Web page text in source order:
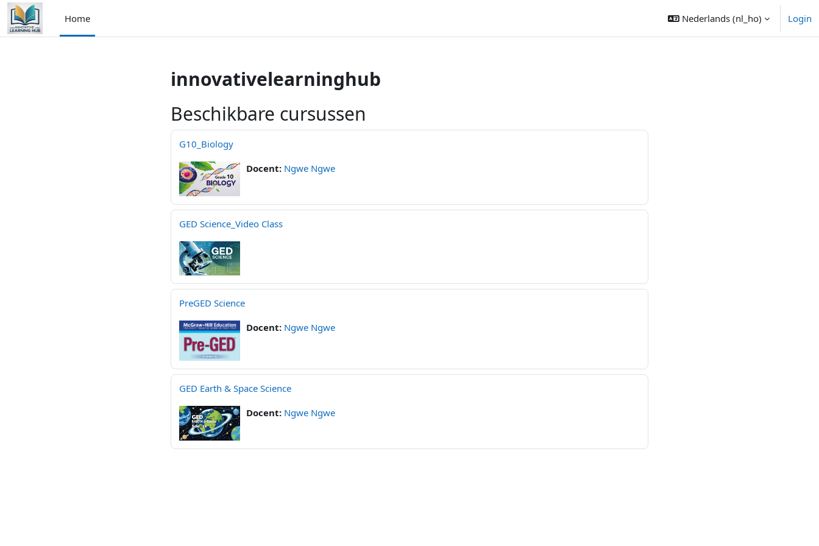
Ga naar hoofdinhoud
Home
Nederlands ‎(nl_ho)‎ Login
innovativelearninghub
Beschikbare cursussen
G10_Biology
Docent: Ngwe Ngwe
GED Science_Video Class
PreGED Science
Docent: Ngwe Ngwe
GED Earth & Space Science
Docent: Ngwe Ngwe